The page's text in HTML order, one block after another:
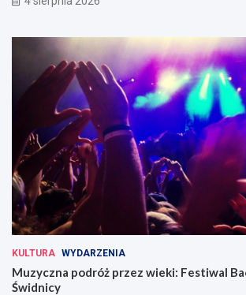
KULTURA WYDARZENIA
Muzyczna podróż przez wieki: Festiwal
Świdnicy